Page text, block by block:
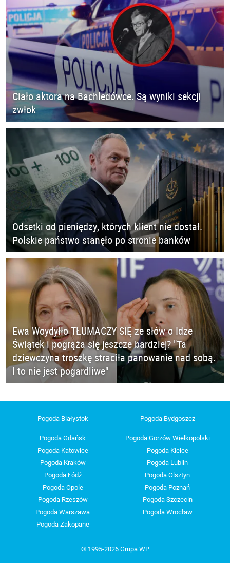
Ciało aktora na Bachledówce. Są wyniki sekcji
zwłok
Odsetki od pieniędzy, których klient nie dostał.
Polskie państwo stanęło po stronie banków
Ewa Woydyłło TŁUMACZY SIĘ ze słów o Idze
Świątek i pogrąża się jeszcze bardziej? "Ta
dziewczyna troszkę straciła panowanie nad sobą.
I to nie jest pogardliwe"
Pogoda Białystok Pogoda Bydgoszcz
Pogoda Gdańsk
Pogoda Gorzów Wielkopolski
Pogoda Katowice
Pogoda Kielce
Pogoda Kraków
Pogoda Lublin
Pogoda Łódź
Pogoda Olsztyn
Pogoda Opole
Pogoda Poznań
Pogoda Rzeszów
Pogoda Szczecin
Pogoda Warszawa
Pogoda Wrocław
Pogoda Zakopane
© 1995-2026 Grupa WP